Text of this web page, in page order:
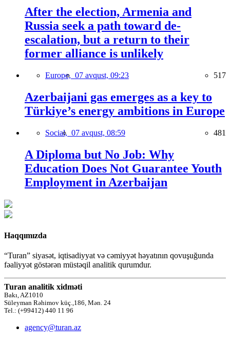
After the election, Armenia and
Russia seek a path toward de-
escalation, but a return to their
former alliance is unlikely
Europe, 07 avqust, 09:23 517
Azerbaijani gas emerges as a key to
Türkiye’s energy ambitions in Europe
Social, 07 avqust, 08:59 481
A Diploma but No Job: Why
Education Does Not Guarantee Youth
Employment in Azerbaijan
Haqqımızda
“Turan” siyasət, iqtisadiyyat və cəmiyyət həyatının qovuşuğunda
fəaliyyət göstərən müstəqil analitik qurumdur.
Turan analitik xidməti
Bakı, AZ1010
Süleyman Rəhimov küç.,186, Mən. 24
Tel.: (+99412) 440 11 96
agency@turan.az